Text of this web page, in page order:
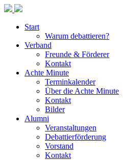
Start
Warum debattieren?
Verband
Freunde & Förderer
Kontakt
Achte Minute
Terminkalender
Über die Achte Minute
Kontakt
Bilder
Alumni
Veranstaltungen
Debattierförderung
Vorstand
Kontakt